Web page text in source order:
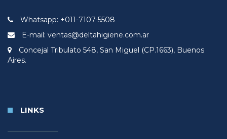
Whatsapp: +011-7107-5508
E-mail: ventas@deltahigiene.com.ar
Concejal Tribulato 548, San Miguel (CP.1663), Buenos
Aires.
LINKS